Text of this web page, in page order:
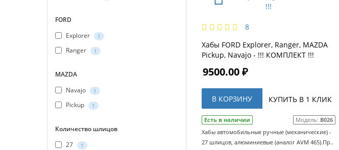
FORD
Explorer
1
Ranger 1
MAZDA
Navajo
1
Pickup 1
Количество шлицов
27
1
8
Хабы FORD Explorer, Ranger, MAZDA
Pickup, Navajo - !!! КОМПЛЕКТ !!!
9500.00 ₽
В КОРЗИНУ КУПИТЬ В 1 КЛИК
Есть в наличии Модель: B026
Хабы автомобильные ручные (механические) -
27 шлицов, алюминиевые (аналог AVM 465).Пр..